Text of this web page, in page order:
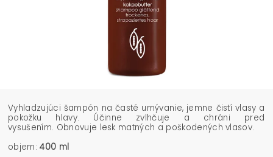
Vyhladzujúci šampón na časté umývanie, jemne čistí vlasy a
pokožku hlavy. Účinne zvlhčuje a chráni pred
vysušením. Obnovuje lesk matných a poškodených vlasov.
objem:400 ml